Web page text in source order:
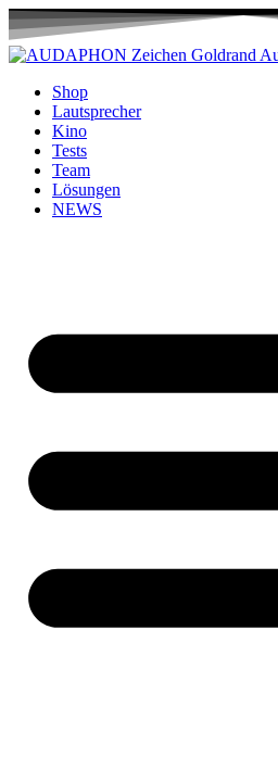
Shop
Lautsprecher
Kino
Tests
Team
Lösungen
NEWS